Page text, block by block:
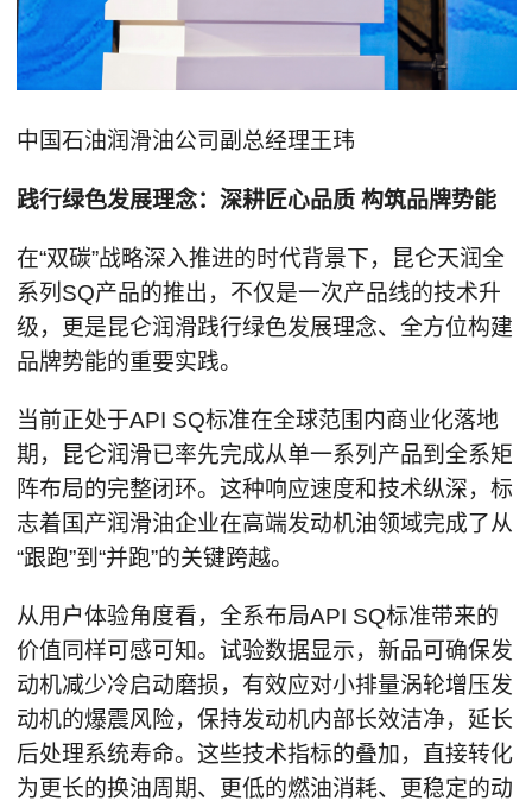
中国石油润滑油公司副总经理王玮
践行绿色发展理念：深耕匠心品质 构筑品牌势能
在“双碳”战略深入推进的时代背景下，昆仑天润全
系列SQ产品的推出，不仅是一次产品线的技术升
级，更是昆仑润滑践行绿色发展理念、全方位构建
品牌势能的重要实践。
当前正处于API SQ标准在全球范围内商业化落地
期，昆仑润滑已率先完成从单一系列产品到全系矩
阵布局的完整闭环。这种响应速度和技术纵深，标
志着国产润滑油企业在高端发动机油领域完成了从
“跟跑”到“并跑”的关键跨越。
从用户体验角度看，全系布局API SQ标准带来的
价值同样可感可知。试验数据显示，新品可确保发
动机减少冷启动磨损，有效应对小排量涡轮增压发
动机的爆震风险，保持发动机内部长效洁净，延长
后处理系统寿命。这些技术指标的叠加，直接转化
为更长的换油周期、更低的燃油消耗、更稳定的动